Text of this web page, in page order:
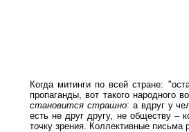
Когда митинги по всей стране:
пропаганды, вот такого народного
становится страшно: а вдруг у
есть не друг другу, не обществу –
точку зрения. Коллективные письма